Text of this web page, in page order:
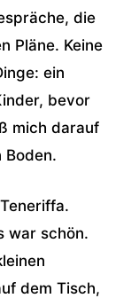
die
Pläne. Keine
ein
bevor
mich darauf
Boden.
war schön.
dem Tisch,